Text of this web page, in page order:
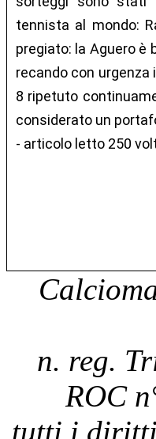
tennista al mondo:
pregiato: la Aguero è
recando con
8 ripetuto
considerato un
- articolo letto 250
n. reg.
ROC
tutti i diritti